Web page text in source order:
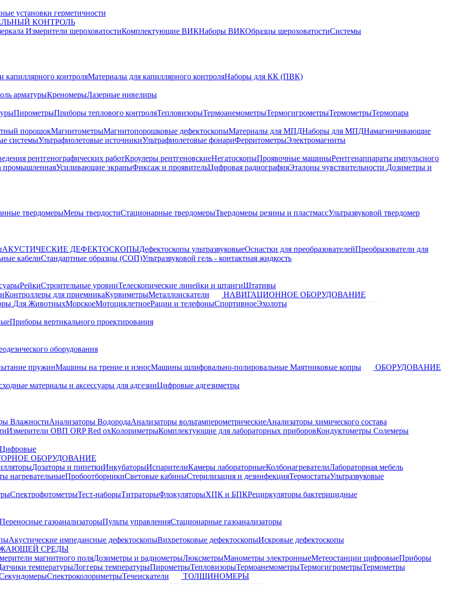
установки герметичности
КОНТРОЛЬ
Измерители шероховатостиКомплектующие ВИКНаборы ВИКОбразцы шероховатостиСистемы
капиллярного контроляМатериалы для капиллярного контроляНаборы для КК (ПВК)
арматурыКреномерыЛазерные нивелиры
ПирометрыПриборы теплового контроляТепловизорыТермоанемометрыТермогигрометрыТермометрыТермопара
порошокМагнитометрыМагнитопорошковые дефектоскопыМатериалы для МПДНаборы для МПДНамагничивающие
системыУльтрафиолетовые источникиУльтрафиолетовые фонариФерритометрыЭлектромагниты
рентгенографических работКроулеры рентгеновскиеНегатоскопыПроявочные машиныРентгенаппараты импульсного
промышленнаяУсиливающие экраныФиксаж и проявительЦифровая радиографияЭталоны чувствительности Дозиметры и
твердомерыМеры твердостиСтационарные твердомерыТвердомеры резины и пластмассУльтразвуковой твердомер
АКУСТИЧЕСКИЕ ДЕФЕКТОСКОПЫДефектоскопы ультразвуковыеОснастки для преобразователейПреобразователи для
кабелиСтандартные образцы (СОП)Ультразвуковой гель - контактная жидкость
РейкиСтроительные уровниТелескопические линейки и штангиШтативы
Контроллеры для приемникаКурвиметрыМеталлоискатели
НАВИГАЦИОННОЕ ОБОРУДОВАНИЕ
Для ЖивотныхМорскоеМотоциклетноеРации и телефоныСпортивноеЭхолоты
Приборы вертикального проектирования
оборудования
пружинМашины на трение и износМашины шлифовально-полировальные Маятниковые копры ОБОРУДОВАНИЕ
материалы и аксессуары для адгезииЦифровые адгезиметры
ВлажностиАнализаторы ВодородаАнализаторы вольтамперометрическиеАнализаторы химического состава
Измерители ОВП ORP Red oxКолориметрыКомплектующие для лабораторных приборовКондуктометры Солемеры
Цифровые
ОБОРУДОВАНИЕ
Дозаторы и пипеткиИнкубаторыИспарителиКамеры лабораторныеКолбонагревателиЛабораторная мебель
нагревательныеПробоотборникиСветовые кабиныСтерилизация и дезинфекцияТермостатыУльтразвуковые
СпектрофотометрыТест-наборыТитраторыФлокуляторыХПК и БПКРециркуляторы бактерицидные
Переносные газоанализаторыПульты управленияСтационарные газоанализаторы
Акустические импедансные дефектоскопыВихретоковые дефектоскопыИскровые дефектоскопы
СРЕДЫ
магнитного поляДозиметры и радиометрыЛюксметрыМанометры электронныеМетеостанции цифровыеПриборы
температурыЛоггеры температурыПирометрыТепловизорыТермоанемометрыТермогигрометрыТермометры
СпектроколориметрыТечеискатели ТОЛЩИНОМЕРЫ